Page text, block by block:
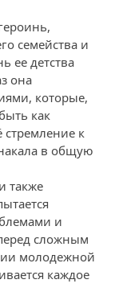
семейства и
ее детства
она
которые,
как
стремление к
в общую
также
и
сложным
молодежной
каждое